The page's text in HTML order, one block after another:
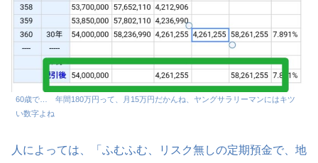
60歳で… 年間180万円って、月15万円だかんね、ヤングサラリーマンにはキツ
い数字よね
人によっては、「ふむふむ、リスク無しの定期預金で、地